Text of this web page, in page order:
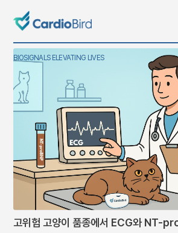
BIOSIGNALS ELEVATING LIVES
고위험 고양이 품종에서 ECG와 NT-